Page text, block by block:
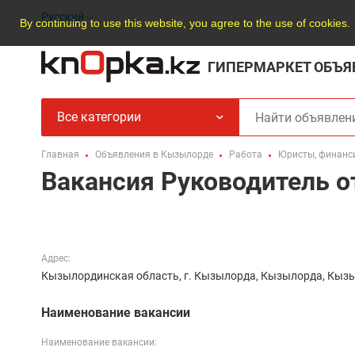
By continuing to use this website, you agree to the use of cookies.
Русский
ГИПЕРМАРКЕТ
Все категории
Главная Объявления в Кызылорде Работа Юристы,
Вакансия Руководитель
Адрес:
Кызылординская область, г. Кызылорда, Кызылорда,
Наименование вакансии
Наименование вакансии: